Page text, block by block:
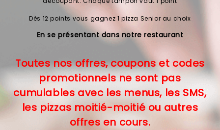
VOTRE COMPTE
VOS AVIS
MENTIONS LÉGALES
C.G.V
PROTECTION DES DONNÉES
Dès 12 points vous gagnez 1 pizza Senior au choix
En se présentant dans notre restaurant
Toutes nos offres, coupons et codes
promotionnels ne sont pas
cumulables avec les menus, les SMS,
les pizzas moitié-moitié ou autres
offres en cours.